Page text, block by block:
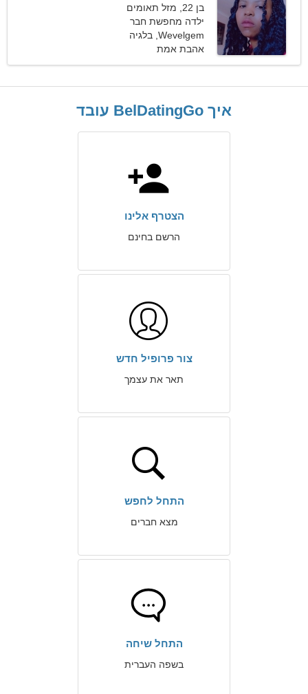
בן 22, מזל תאומים
ילדה מחפשת חבר
Wevelgem, בלגיה
אהבת אמת
איך BelDatingGo עובד
הצטרף אלינו
הרשם בחינם
צור פרופיל חדש
תאר את עצמך
התחל לחפש
מצא חברים
התחל שיחה
בשפה העברית